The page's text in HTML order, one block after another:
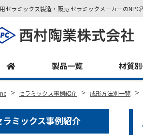
セラミックス製造・販売 セラミックメーカーのNPC
製品一覧 材質
> セラミックス事例紹介 > 成形方法別一覧 >
ラミックス事例紹介